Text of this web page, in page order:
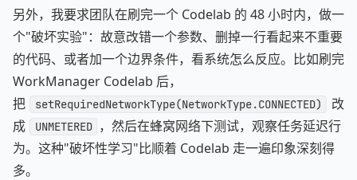
另外，我要求团队在刷完一个 Codelab 的 48 小时内，做一
个"破坏实验"：故意改错一个参数、删掉一行看起来不重要
的代码、或者加一个边界条件，看系统怎么反应。比如刷完
WorkManager Codelab 后，
把
setRequiredNetworkType(NetworkType.CONNECTED)
改
成
UNMETERED ，然后在蜂窝网络下测试，观察任务延迟行
为。这种"破坏性学习"比顺着 Codelab 走一遍印象深刻得
多。